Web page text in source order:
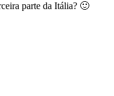
parte da Itália? 🙂